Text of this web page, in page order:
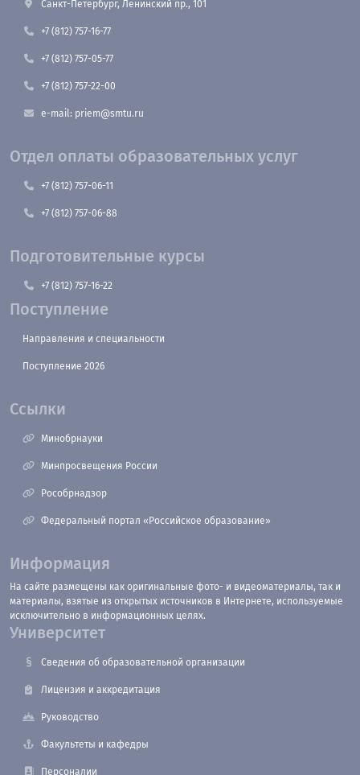
Санкт-Петербург, Ленинский пр., 101
+7 (812) 757-16-77
+7 (812) 757-05-77
+7 (812) 757-22-00
e-mail: priem@smtu.ru
Отдел оплаты образовательных услуг
+7 (812) 757-06-11
+7 (812) 757-06-88
Подготовительные курсы
+7 (812) 757-16-22
Поступление
Направления и специальности
Поступление 2026
Ссылки
Минобрнауки
Минпросвещения России
Рособрнадзор
Федеральный портал «Российское образование»
Информация
На сайте размещены как оригинальные фото- и видеоматериалы, так и
материалы, взятые из открытых источников в Интернете, используемые
исключительно в информационных целях.
Университет
Сведения об образовательной организации
Лицензия и аккредитация
Руководство
Факультеты и кафедры
Персоналии